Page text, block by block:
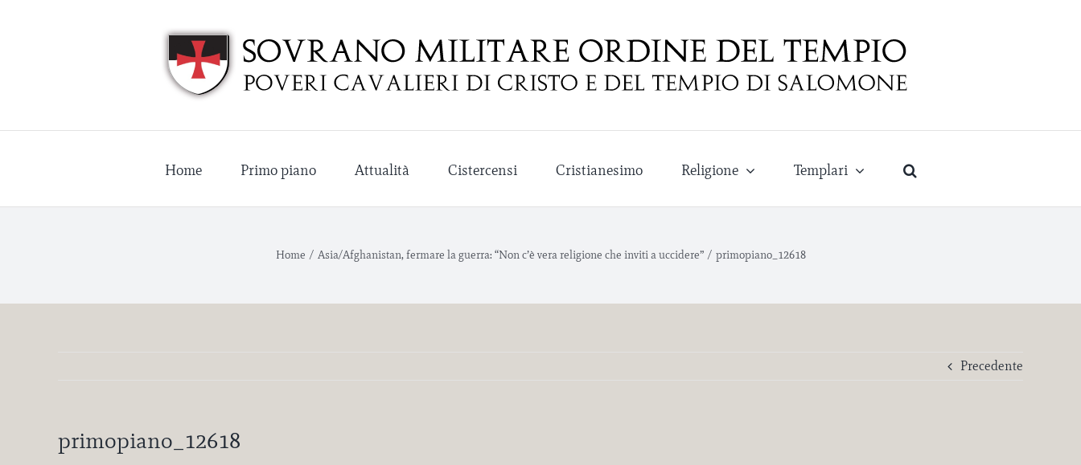
Home Primo piano Attualità Cistercensi Cristianesimo Religione Templari
Home / Asia/Afghanistan, fermare la guerra: “Non c’è vera religione che inviti a uccidere” / primopiano_12618
Precedente
primopiano_12618